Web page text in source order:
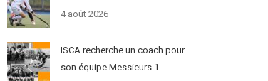
4 août 2026
ISCA recherche un coach pour
son équipe Messieurs 1